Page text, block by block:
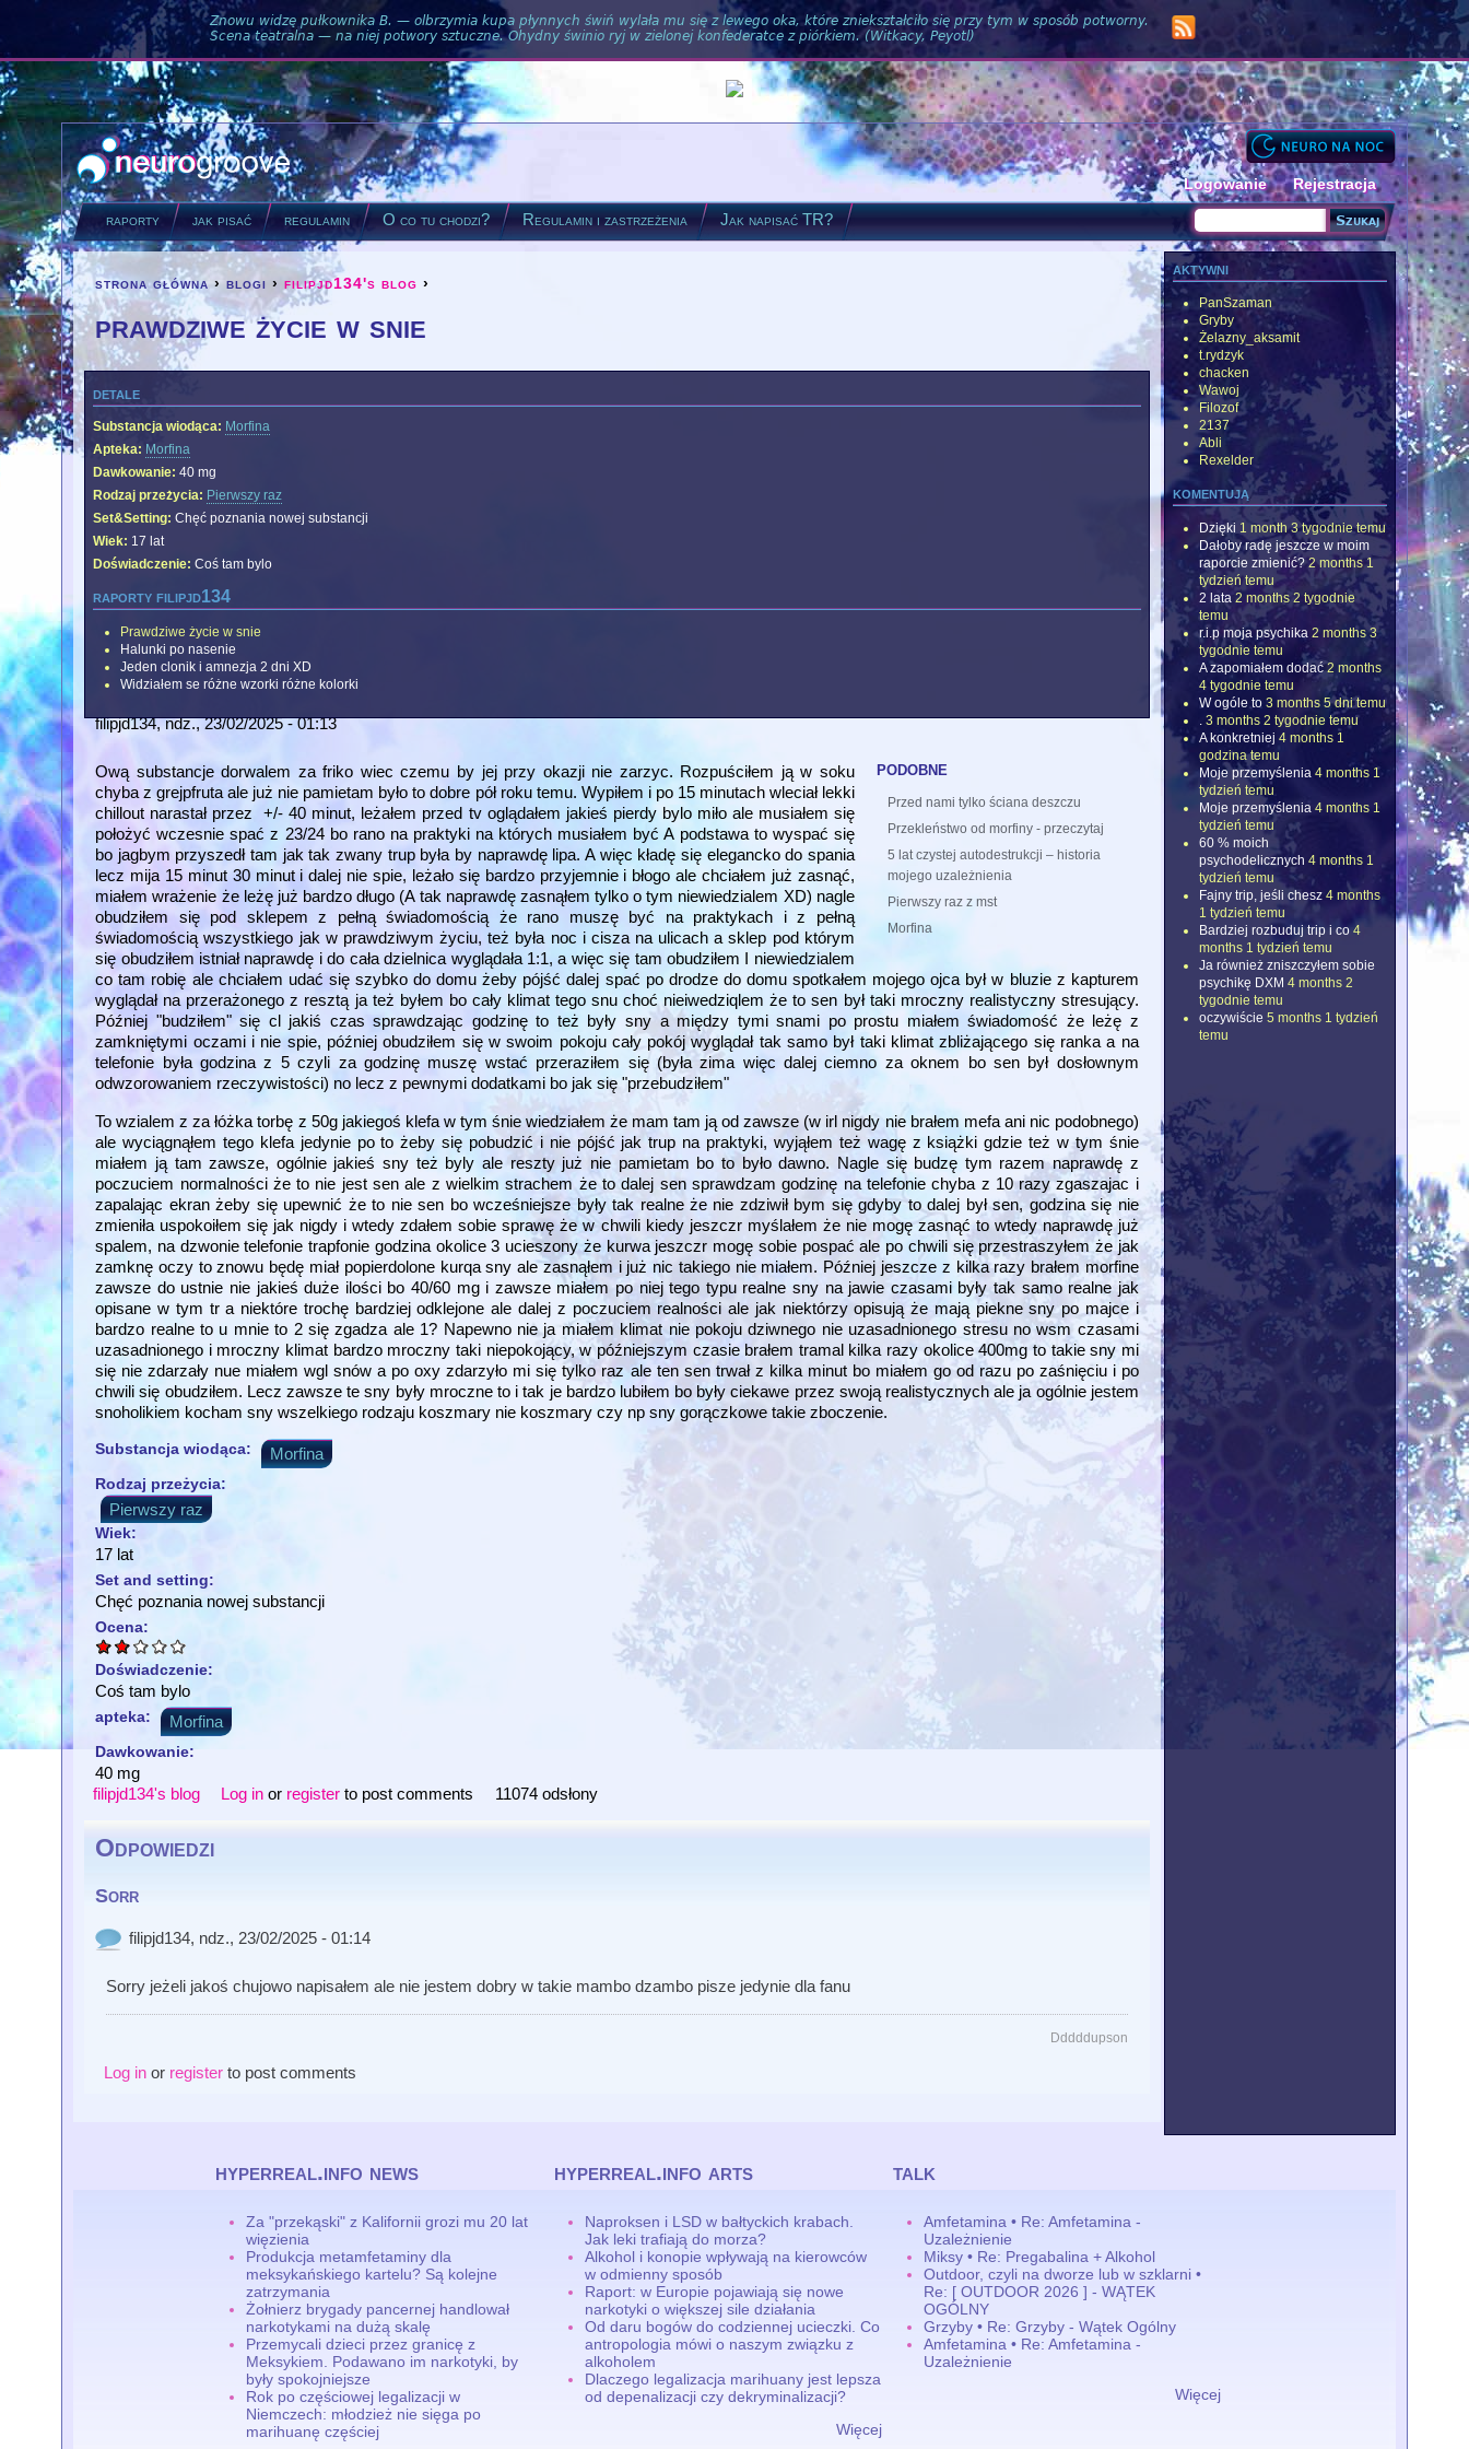
Znowu widzę pułkownika B. — olbrzymia kupa płynnych świń wylała mu się z lewego oka, które zniekształciło się przy tym w sposób potworny.
Scena teatralna — na niej potwory sztuczne. Ohydny świnio ryj w zielonej konfederatce z piórkiem. (Witkacy, Peyotl)
Logowanie Rejestracja
raporty jak pisać regulamin O co tu chodzi? Regulamin i zastrzeżenia Jak napisać TR?
Formularz wyszukiwania
you are here
strona główna ›blogi ›filipjd134's blog ›
prawdziwe życie w snie
detale
Substancja wiodąca: Morfina
Apteka: Morfina
Dawkowanie: 40 mg
Rodzaj przeżycia: Pierwszy raz
Set&Setting: Chęć poznania nowej substancji
Wiek: 17 lat
Doświadczenie: Coś tam bylo
raporty filipjd134
Prawdziwe życie w snie
Halunki po nasenie
Jeden clonik i amnezja 2 dni XD
Widziałem se różne wzorki różne kolorki
filipjd134, ndz., 23/02/2025 - 01:13
podobne
Przed nami tylko ściana deszczu
Przekleństwo od morfiny - przeczytaj
5 lat czystej autodestrukcji – historia
mojego uzależnienia
Pierwszy raz z mst
Morfina
Ową substancje dorwalem za friko wiec czemu by jej przy okazji nie zarzyc. Rozpuściłem ją w soku
chyba z grejpfruta ale już nie pamietam było to dobre pół roku temu. Wypiłem i po 15 minutach wleciał lekki
chillout narastał przez +/- 40 minut, leżałem przed tv oglądałem jakieś pierdy bylo miło ale musiałem się
położyć wczesnie spać z 23/24 bo rano na praktyki na których musiałem być A podstawa to wyspać się
bo jagbym przyszedł tam jak tak zwany trup była by naprawdę lipa. A więc kładę się elegancko do spania
lecz mija 15 minut 30 minut i dalej nie spie, leżało się bardzo przyjemnie i błogo ale chciałem już zasnąć,
miałem wrażenie że leżę już bardzo długo (A tak naprawdę zasnąłem tylko o tym niewiedzialem XD) nagle
obudziłem się pod sklepem z pełną świadomością że rano muszę być na praktykach i z pełną
świadomością wszystkiego jak w prawdziwym życiu, też była noc i cisza na ulicach a sklep pod którym
się obudziłem istniał naprawdę i do cała dzielnica wyglądała 1:1, a więc się tam obudziłem I niewiedzialem
co tam robię ale chciałem udać się szybko do domu żeby pójść dalej spać po drodze do domu spotkałem mojego ojca był w bluzie z kapturem
wyglądał na przerażonego z resztą ja też byłem bo cały klimat tego snu choć nieiwedziqlem że to sen był taki mroczny realistyczny stresujący.
Później "budziłem" się cl jakiś czas sprawdzając godzinę to też były sny a między tymi snami po prostu miałem świadomość że leżę z
zamkniętymi oczami i nie spie, później obudziłem się w swoim pokoju cały pokój wyglądał tak samo był taki klimat zbliżającego się ranka a na
telefonie była godzina z 5 czyli za godzinę muszę wstać przeraziłem się (była zima więc dalej ciemno za oknem bo sen był dosłownym
odwzorowaniem rzeczywistości) no lecz z pewnymi dodatkami bo jak się "przebudziłem"
To wzialem z za łóżka torbę z 50g jakiegoś klefa w tym śnie wiedziałem że mam tam ją od zawsze (w irl nigdy nie brałem mefa ani nic podobnego)
ale wyciągnąłem tego klefa jedynie po to żeby się pobudzić i nie pójść jak trup na praktyki, wyjąłem też wagę z książki gdzie też w tym śnie
miałem ją tam zawsze, ogólnie jakieś sny też byly ale reszty już nie pamietam bo to było dawno. Nagle się budzę tym razem naprawdę z
poczuciem normalności że to nie jest sen ale z wielkim strachem że to dalej sen sprawdzam godzinę na telefonie chyba z 10 razy zgaszajac i
zapalając ekran żeby się upewnić że to nie sen bo wcześniejsze były tak realne że nie zdziwił bym się gdyby to dalej był sen, godzina się nie
zmieniła uspokoiłem się jak nigdy i wtedy zdałem sobie sprawę że w chwili kiedy jeszczr myślałem że nie mogę zasnąć to wtedy naprawdę już
spalem, na dzwonie telefonie trapfonie godzina okolice 3 ucieszony że kurwa jeszczr mogę sobie pospać ale po chwili się przestraszyłem że jak
zamknę oczy to znowu będę miał popierdolone kurqa sny ale zasnąłem i już nic takiego nie miałem. Później jeszcze z kilka razy brałem morfine
zawsze do ustnie nie jakieś duże ilości bo 40/60 mg i zawsze miałem po niej tego typu realne sny na jawie czasami były tak samo realne jak
opisane w tym tr a niektóre trochę bardziej odklejone ale dalej z poczuciem realności ale jak niektórzy opisują że mają piekne sny po majce i
bardzo realne to u mnie to 2 się zgadza ale 1? Napewno nie ja miałem klimat nie pokoju dziwnego nie uzasadnionego stresu no wsm czasami
uzasadnionego i mroczny klimat bardzo mroczny taki niepokojący, w późniejszym czasie brałem tramal kilka razy okolice 400mg to takie sny mi
się nie zdarzały nue miałem wgl snów a po oxy zdarzyło mi się tylko raz ale ten sen trwał z kilka minut bo miałem go od razu po zaśnięciu i po
chwili się obudziłem. Lecz zawsze te sny były mroczne to i tak je bardzo lubiłem bo były ciekawe przez swoją realistycznych ale ja ogólnie jestem
snoholikiem kocham sny wszelkiego rodzaju koszmary nie koszmary czy np sny gorączkowe takie zboczenie.
Substancja wiodąca: Morfina
Rodzaj przeżycia:
Pierwszy raz
Wiek:
17 lat
Set and setting:
Chęć poznania nowej substancji
Ocena:
Doświadczenie:
Coś tam bylo
apteka: Morfina
Dawkowanie:
40 mg
filipjd134's blog
Log in or register to post comments 11074 odsłony
Odpowiedzi
Sorr
filipjd134, ndz., 23/02/2025 - 01:14
Sorry jeżeli jakoś chujowo napisałem ale nie jestem dobry w takie mambo dzambo pisze jedynie dla fanu
Dddddupson
Log inor registerto post comments
aktywni
PanSzaman
Gryby
Żelazny_aksamit
t.rydzyk
chacken
Wawoj
Filozof
2137
Abli
Rexelder
komentują
Dzięki 1 month 3 tygodnie temu
Dałoby radę jeszcze w moim
raporcie zmienić? 2 months 1
tydzień temu
2 lata 2 months 2 tygodnie
temu
r.i.p moja psychika 2 months 3
tygodnie temu
A zapomiałem dodać 2 months
4 tygodnie temu
W ogóle to 3 months 5 dni temu
3 months 2 tygodnie temu
A konkretniej 4 months 1
godzina temu
Moje przemyślenia 4 months 1
tydzień temu
Moje przemyślenia 4 months 1
tydzień temu
60 % moich
psychodelicznych 4 months 1
tydzień temu
Fajny trip, jeśli chesz 4 months
1 tydzień temu
Bardziej rozbuduj trip i co 4
months 1 tydzień temu
Ja również zniszczyłem sobie
psychikę DXM 4 months 2
tygodnie temu
oczywiście 5 months 1 tydzień
temu
hyperreal.info news
Za "przekąski" z Kalifornii grozi mu 20 lat
więzienia
Produkcja metamfetaminy dla
meksykańskiego kartelu? Są kolejne
zatrzymania
Żołnierz brygady pancernej handlował
narkotykami na dużą skalę
Przemycali dzieci przez granicę z
Meksykiem. Podawano im narkotyki, by
były spokojniejsze
Rok po częściowej legalizacji w
Niemczech: młodzież nie sięga po
marihuanę częściej
hyperreal.info arts
Naproksen i LSD w bałtyckich krabach.
Jak leki trafiają do morza?
Alkohol i konopie wpływają na kierowców
w odmienny sposób
Raport: w Europie pojawiają się nowe
narkotyki o większej sile działania
Od daru bogów do codziennej ucieczki. Co
antropologia mówi o naszym związku z
alkoholem
Dlaczego legalizacja marihuany jest lepsza
od depenalizacji czy dekryminalizacji?
Więcej
talk
Amfetamina • Re: Amfetamina -
Uzależnienie
Miksy • Re: Pregabalina + Alkohol
Outdoor, czyli na dworze lub w szklarni •
Re: [ OUTDOOR 2026 ] - WĄTEK
OGÓLNY
Grzyby • Re: Grzyby - Wątek Ogólny
Amfetamina • Re: Amfetamina -
Uzależnienie
Więcej